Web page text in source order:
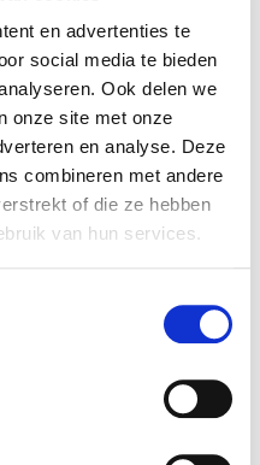
en advertenties te
social media te bieden
Ook delen we
onze site met onze
en analyse. Deze
combineren met andere
of die ze hebben
van hun services.
gedrag ontstaat,
teams en ontdekken
aan meer veiligheid
onder andere:
gedrag en
voor authentieke